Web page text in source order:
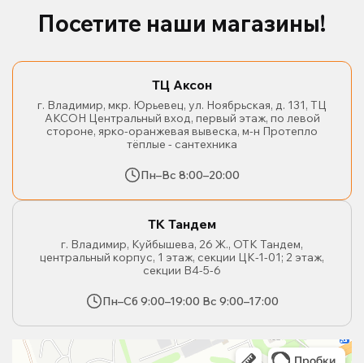
Посетите наши магазины!
ТЦ Аксон
г. Владимир, мкр. Юрьевец, ул. Ноябрьская, д. 131, ТЦ
АКСОН Центральный вход, первый этаж, по левой
стороне, ярко-оранжевая вывеска, м-н Протепло
тёплые - сантехника
Пн–Вс 8:00–20:00
ТК Тандем
г. Владимир, Куйбышева, 26 Ж., ОТК Тандем,
центральный корпус, 1 этаж, секции ЦК-1-01; 2 этаж,
секции В4-5-6
Пн–Сб 9:00–19:00 Вс 9:00–17:00